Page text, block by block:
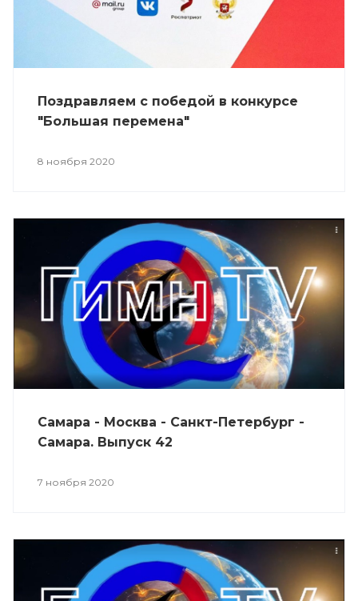
Поздравляем с победой в конкурсе
"Большая перемена"
8 ноября 2020
Самара - Москва - Санкт-Петербург -
Самара. Выпуск 42
7 ноября 2020